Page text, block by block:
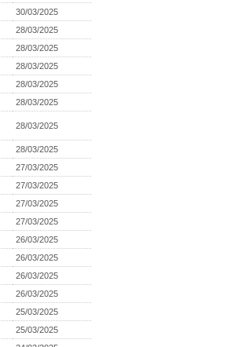
30/03/2025
28/03/2025
28/03/2025
28/03/2025
28/03/2025
28/03/2025
28/03/2025
28/03/2025
27/03/2025
27/03/2025
27/03/2025
27/03/2025
26/03/2025
26/03/2025
26/03/2025
26/03/2025
25/03/2025
25/03/2025